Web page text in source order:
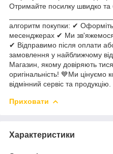
Отримайте посилку швидко та
алгоритм покупки: ✔
месенджерах ✔ Ми
✔ Відправимо після оплати
замовлення у найближчому
Магазин, якому довіряють
оригінальність! 💙Ми цінуємо
відмінний сервіс та
Приховати
Характеристики